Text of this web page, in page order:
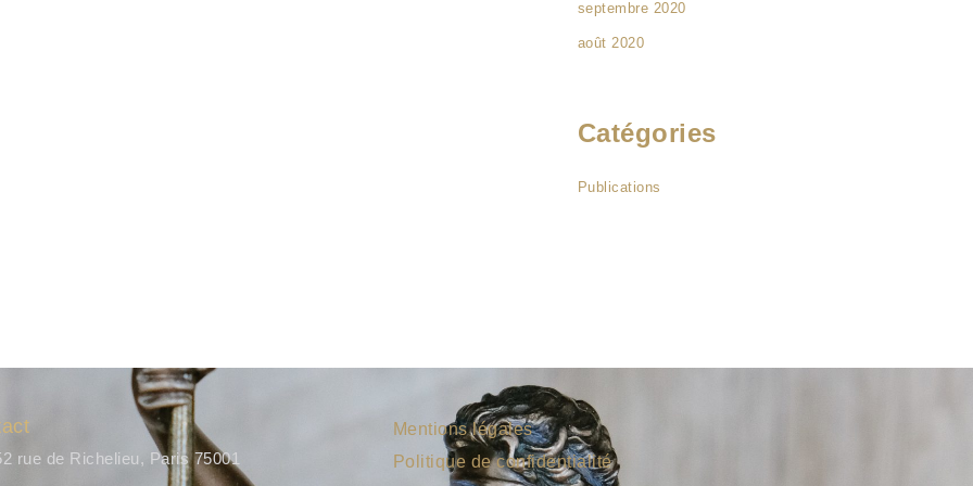
septembre 2020
août 2020
Catégories
Publications
rue de Richelieu, Paris 75001
Mentions légales
Politique de confidentialité